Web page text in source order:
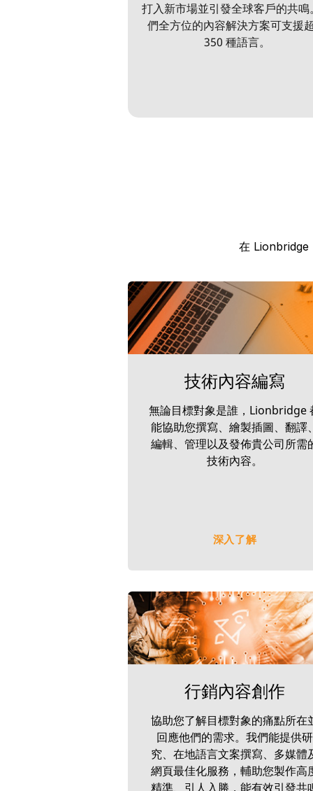
打入新市場並引發全球客戶的共鳴
們全方位的內容解決方案可支援
350 種語言。
在 Lionbridge
技術內容編寫
無論目標對象是誰，Lionbridge
能協助您撰寫、繪製插圖、翻譯
編輯、管理以及發佈貴公司所需
技術內容。
深入了解
行銷內容創作
協助您了解目標對象的痛點所在
回應他們的需求。我們能提供研
究、在地語言文案撰寫、多媒體
網頁最佳化服務，輔助您製作高
精準、引人入勝，能有效引發共